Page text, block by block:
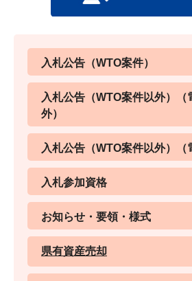
入札公告（WTO案件）
入札公告（WTO案件以外）（
外）
入札公告（WTO案件以外）（
入札参加資格
お知らせ・要領・様式
県有資産売却